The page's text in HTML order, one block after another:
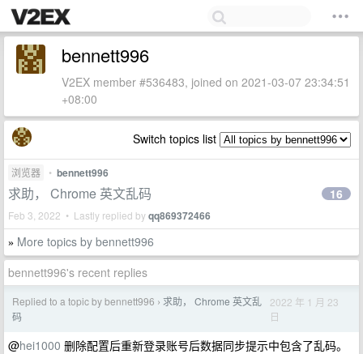
bennett996
V2EX member #536483, joined on 2021-03-07 23:34:51
+08:00
Switch topics list
浏览器 • bennett996
求助， Chrome 英文乱码
Feb 3, 2022 • Lastly replied byqq869372466
16
» More topics by bennett996
bennett996's recent replies
Replied to a topic by bennett996 › 求助， Chrome 英文乱
码
2022 年 1 月 23
日
@hei1000 删除配置后重新登录账号后数据同步提示中包含了乱码。